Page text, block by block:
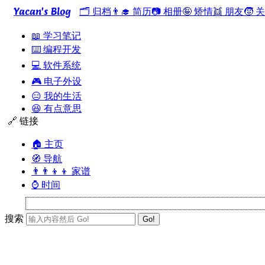
Yacan's Blog 🗂️ 归档 👨‍🎓 简历📷 相册🤪 矫情👯 朋友🧒
📖 学习笔记
⌨️ 编程开发
💻 软件系统
🎮 电子外设
😑 我的生活
😆 有点意思
🔗 链接
🏠 主页
🧭 导航
👨‍👨‍👦‍👦 家谱
⌚ 时间
搜索 Go!